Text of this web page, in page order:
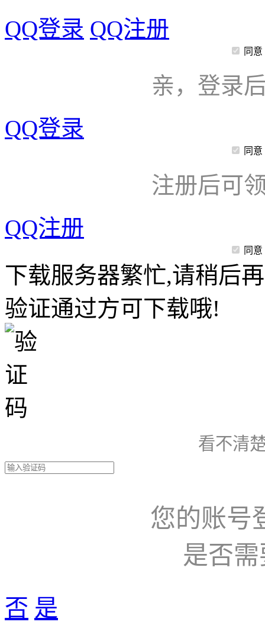
QQ登录 QQ注册
同意
亲，登录
QQ登录
同意
注册后可
QQ注册
同意
下载服务器繁忙,请稍后
验证通过方可下载哦!
看不清
您的账号
是否
否 是